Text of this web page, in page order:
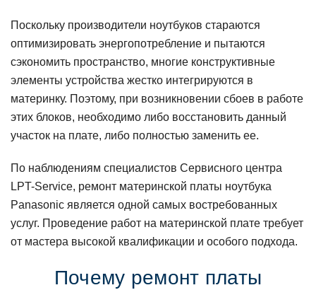
Поскольку производители ноутбуков стараются
оптимизировать энергопотребление и пытаются
сэкономить пространство, многие конструктивные
элементы устройства жестко интегрируются в
материнку. Поэтому, при возникновении сбоев в работе
этих блоков, необходимо либо восстановить данный
участок на плате, либо полностью заменить ее.
По наблюдениям специалистов Сервисного центра
LPT-Service, ремонт материнской платы ноутбука
Panasonic является одной самых востребованных
услуг. Проведение работ на материнской плате требует
от мастера высокой квалификации и особого подхода.
Почему ремонт платы